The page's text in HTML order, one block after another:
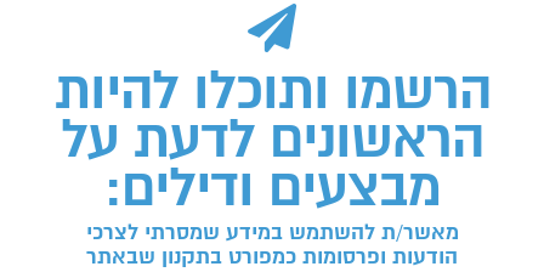
הרשמו ותוכלו להיות
הראשונים לדעת על
מבצעים ודילים:
מאשר/ת להשתמש במידע שמסרתי לצרכי
הודעות ופרסומות כמפורט בתקנון שבאתר